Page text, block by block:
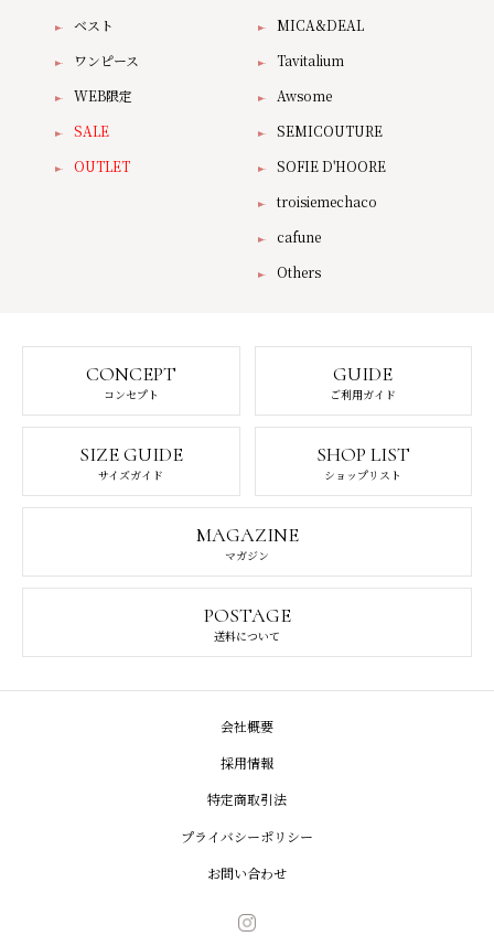
ベスト
ワンピース
WEB限定
SALE
OUTLET
MICA&DEAL
Tavitalium
Awsome
SEMICOUTURE
SOFIE D'HOORE
troisiemechaco
cafune
Others
CONCEPT
コンセプト
GUIDE
ご利用ガイド
SIZE GUIDE
サイズガイド
SHOP LIST
ショップリスト
MAGAZINE
マガジン
POSTAGE
送料について
会社概要
採用情報
特定商取引法
プライバシーポリシー
お問い合わせ